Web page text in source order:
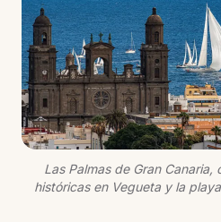
Las Palmas de Gran Canaria,
históricas en Vegueta y la